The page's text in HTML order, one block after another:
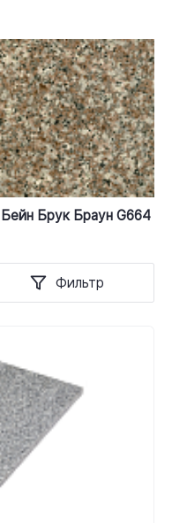
Бейн Брук Браун G664
Фильтр